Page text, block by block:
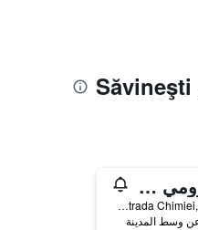
كاسا درومي أولوي
6 Strada Chimiei, Săvineşti, رومانيا